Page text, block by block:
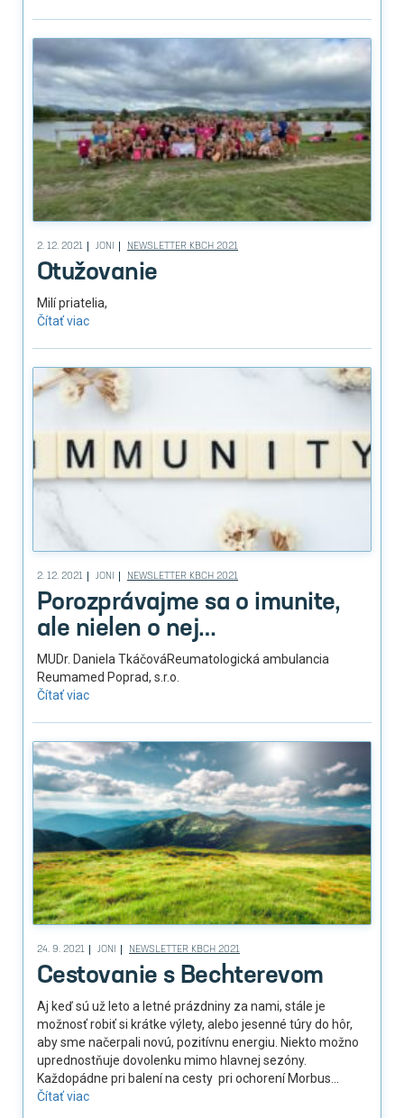
2. 12. 2021 JONI NEWSLETTER KBCH 2021
Otužovanie
Milí priatelia,
Čítať viac
2. 12. 2021 JONI NEWSLETTER KBCH 2021
Porozprávajme sa o imunite,
ale nielen o nej…
MUDr. Daniela TkáčováReumatologická ambulancia
Reumamed Poprad, s.r.o.
Čítať viac
24. 9. 2021 JONI NEWSLETTER KBCH 2021
Cestovanie s Bechterevom
Aj keď sú už leto a letné prázdniny za nami, stále je
možnosť robiť si krátke výlety, alebo jesenné túry do hôr,
aby sme načerpali novú, pozitívnu energiu. Niekto možno
uprednostňuje dovolenku mimo hlavnej sezóny.
Každopádne pri balení na cesty pri ochorení Morbus...
Čítať viac